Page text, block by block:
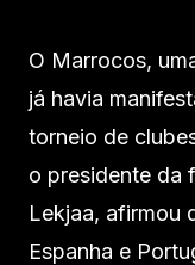
O Marrocos,
já havia
torneio de
o presidente da
Lekjaa, afirmou
Espanha e